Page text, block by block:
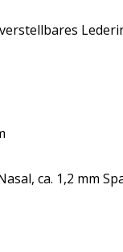
ca. 1,2 mm